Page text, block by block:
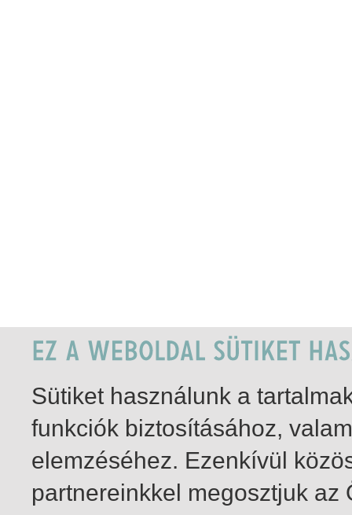
Sütiket használunk a
funkciók biztosításához,
elemzéséhez. Ezenkívül
partnereinkkel megosztjuk